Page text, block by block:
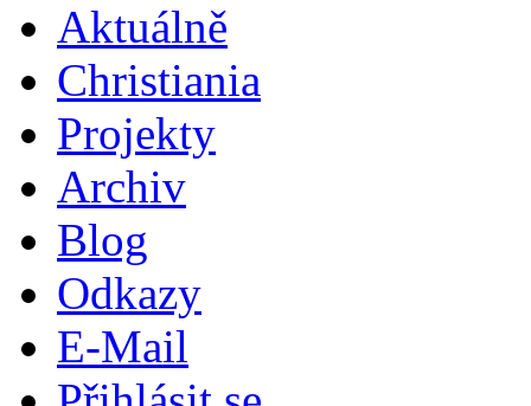
Aktuálně
Christiania
Projekty
Archiv
Blog
Odkazy
E-Mail